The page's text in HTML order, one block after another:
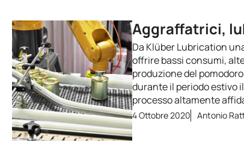
Aggraffatrici,
Da Klüber Lubrication
offrire bassi consumi,
produzione del
durante il periodo estivo
processo altamente
4 Ottobre 2020 Antonio